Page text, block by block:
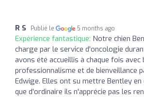
R S Publié le 5 months ago
Expérience fantastique: Notre chien
charge par le service d'oncologie
avons été accueillis à chaque fois avec
professionnalisme et de bienveillance
Edwige. Elles ont su mettre Bentley en
que d'ordinaire ils n'apprécie pas les